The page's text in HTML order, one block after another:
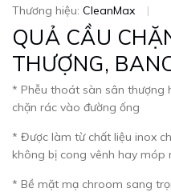
Thương hiệu: CleanMax |
QUẢ CẦU
THƯỢNG,
* Phễu thoát sàn sân thượng
chặn rác vào đường ống
* Được làm từ chất liệu inox
không bị cong vênh hay móp
* Bề mặt mạ chroom sang